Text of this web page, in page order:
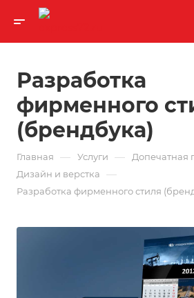
Разработка
фирменного
(брендбука)
Главная — Услуги — Допечатная
Дизайн и верстка —
Разработка фирменного стиля